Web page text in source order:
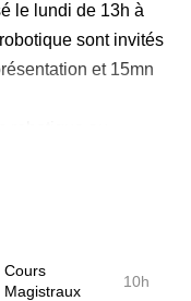
le lundi de 13h à
sont invités
et 15mn
nombreuses
les outils utilisés et
Cours
Magistraux
10h